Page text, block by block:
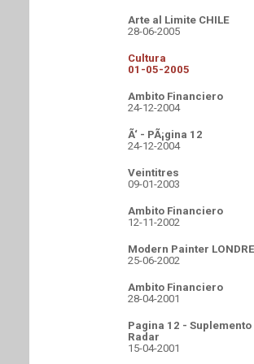
Arte al Limite CHILE
28-06-2005
Cultura
01-05-2005
Ambito Financiero
24-12-2004
Ã‘ - PÃ¡gina 12
24-12-2004
Veintitres
09-01-2003
Ambito Financiero
12-11-2002
Modern Painter
25-06-2002
Ambito Financiero
28-04-2001
Pagina 12 - Suplemento
Radar
15-04-2001